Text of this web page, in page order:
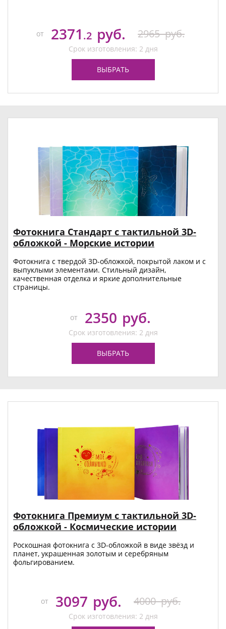
от 2371 .2 руб. 2965 руб.
Срок изготовления: 2 дня
ВЫБРАТЬ
Фотокнига Стандарт с тактильной 3D-
обложкой - Морские истории
Фотокнига с твердой 3D-обложкой, покрытой лаком и с
выпуклыми элементами. Стильный дизайн,
качественная отделка и яркие дополнительные
страницы.
от 2350 руб.
Срок изготовления: 2 дня
ВЫБРАТЬ
Фотокнига Премиум с тактильной 3D-
обложкой - Космические истории
Роскошная фотокнига с 3D-обложкой в виде звёзд и
планет, украшенная золотым и серебряным
фольгированием.
от 3097 руб. 4000 руб.
Срок изготовления: 2 дня